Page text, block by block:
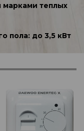
теплых
пола: до 3,5 кВт